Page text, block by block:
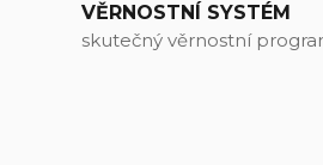
VĚRNOSTNÍ SYSTÉM
skutečný věrnostní